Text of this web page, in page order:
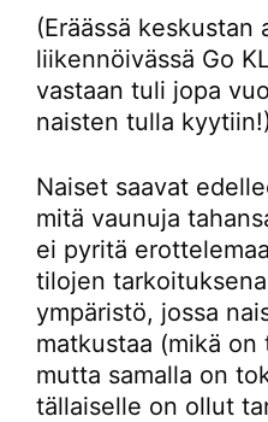
(Eräässä keskustan
liikennöivässä Go
vastaan tuli jopa
naisten tulla kyytiin!)
Naiset saavat
mitä vaunuja
ei pyritä
tilojen
ympäristö, jossa
matkustaa (mikä
mutta samalla on
tällaiselle on ollut